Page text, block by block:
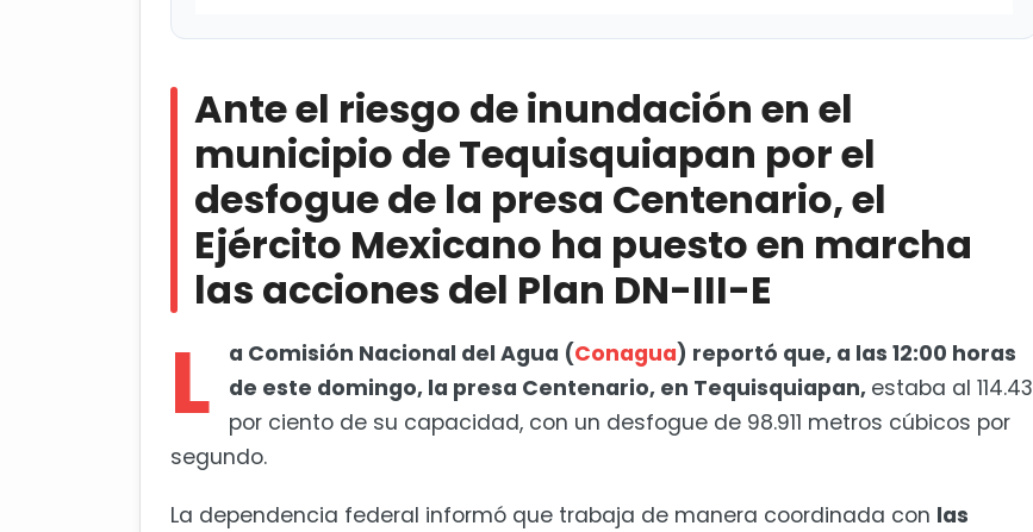
DN-III-E
Chepe Guerrero entrega primer informe al gobernador
Ante el riesgo de inundación en el
municipio de Tequisquiapan por el
desfogue de la presa Centenario, el
Ejército Mexicano ha puesto en marcha
las acciones del Plan DN-III-E
L a Comisión Nacional del Agua (Conagua) reportó que, a las 12:00 horas
de este domingo, la presa Centenario, en Tequisquiapan, estaba al 114.43
por ciento de su capacidad, con un desfogue de 98.911 metros cúbicos por
segundo.
La dependencia federal informó que trabaja de manera coordinada con las